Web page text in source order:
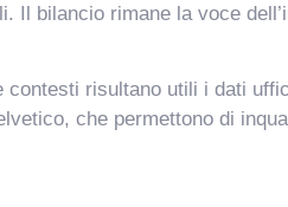
bilancio rimane la voce
risultano utili i dati
che permettono di